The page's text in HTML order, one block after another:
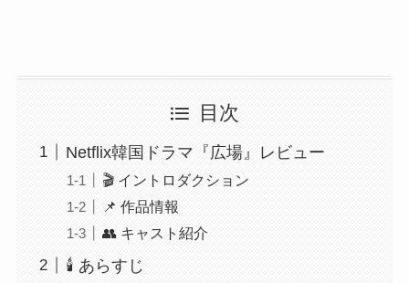
目次
Netflix韓国ドラマ『広場』レビュー
🎬 イントロダクション
📌 作品情報
👥 キャスト紹介
🕯️ あらすじ